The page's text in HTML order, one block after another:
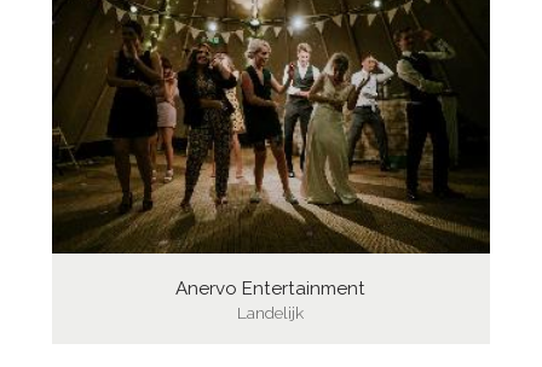
Anervo Entertainment
Landelijk